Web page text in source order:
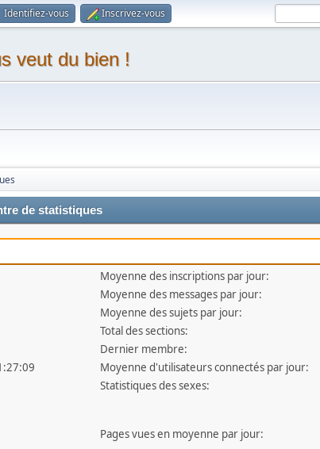
Identifiez-vous Inscrivez-vous
veut du bien !
de statistiques
Moyenne des inscriptions par jour:
Moyenne des messages par jour:
Moyenne des sujets par jour:
Total des sections:
Dernier membre:
Moyenne d'utilisateurs connectés par jour:
Statistiques des sexes:
Pages vues en moyenne par jour: